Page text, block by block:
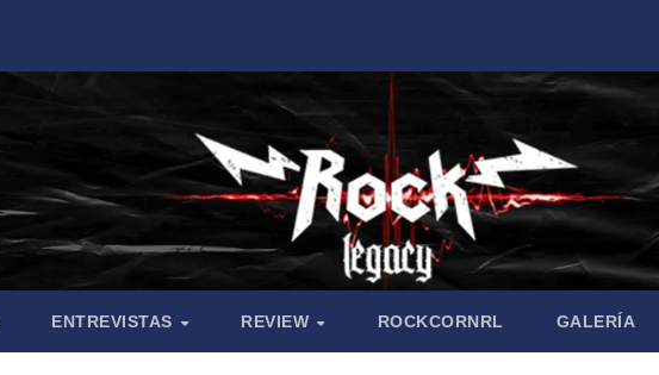
ENTREVISTAS REVIEW ROCKCORNRL GALERÍA